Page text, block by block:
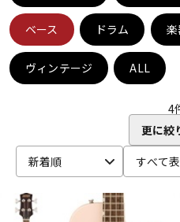
管楽器
DTM オンライン納品
ベース ドラム 楽
ヴィンテージ ALL
4
更に絞
新着順
すべて